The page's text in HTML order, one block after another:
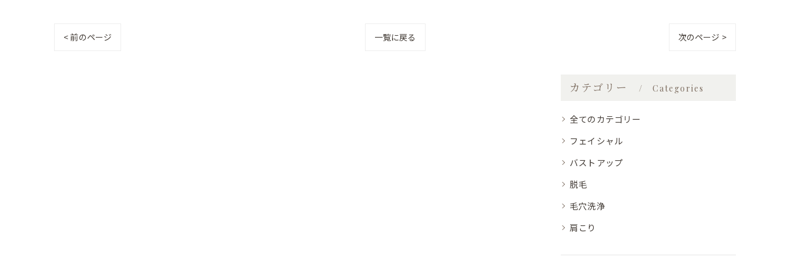
< 前のページ 一覧に戻る 次のページ >
カテゴリー Categories
全てのカテゴリー
フェイシャル
バストアップ
脱毛
毛穴洗浄
肩こり